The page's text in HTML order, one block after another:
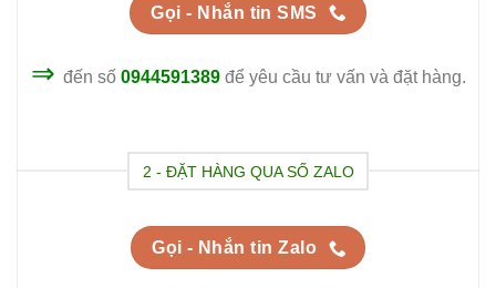
Gọi - Nhắn tin SMS
⇒ đến số0944591389để yêu cầu tư vấn và đặt hàng.
2 - ĐẶT HÀNG QUA SỐ ZALO
Gọi - Nhắn tin Zalo